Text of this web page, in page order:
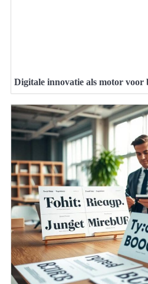
Digitale innovatie als motor voor